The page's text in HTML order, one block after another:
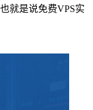
就是说免费VPS实